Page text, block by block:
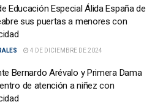
Educación Especial Álida España de
sus puertas a menores con
4 DE DICIEMBRE DE 2024
Bernardo Arévalo y Primera Dama
de atención a niñez con